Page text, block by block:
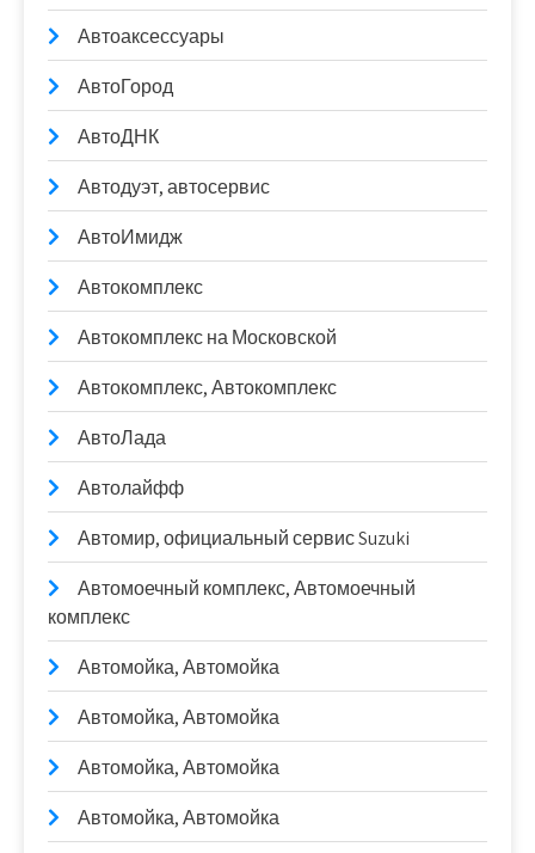
Автоаксессуары
АвтоГород
АвтоДНК
Автодуэт, автосервис
АвтоИмидж
Автокомплекс
Автокомплекс на Московской
Автокомплекс, Автокомплекс
АвтоЛада
Автолайфф
Автомир, официальный сервис Suzuki
Автомоечный комплекс, Автомоечный
комплекс
Автомойка, Автомойка
Автомойка, Автомойка
Автомойка, Автомойка
Автомойка, Автомойка